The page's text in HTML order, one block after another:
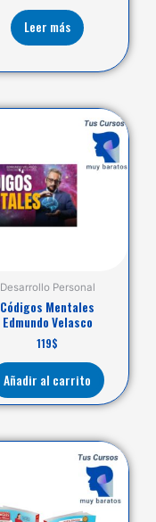
Leer más
Desarrollo Personal
Códigos Mentales
Edmundo Velasco
119$
Añadir al carrito